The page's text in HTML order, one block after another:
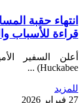
انتهاء حقبة
قراءة للأسباب
Huckabee) ...
للمزيد
27 فبراير 2026